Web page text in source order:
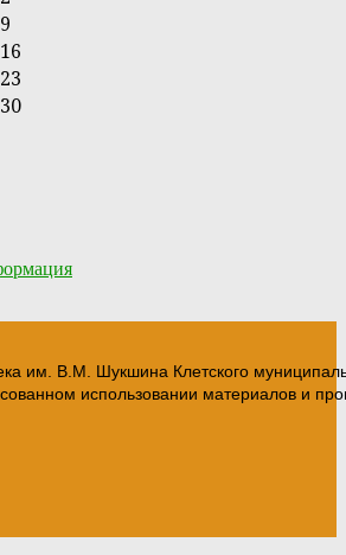
9
16
23
30
им. В.М. Шукшина Клетского
использовании материалов и